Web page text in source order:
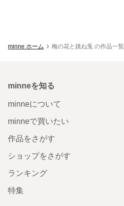
minne ホーム 梅の花と跳ね兎 の作品一覧
minneを知る
minneについて
minneで買いたい
作品をさがす
ショップをさがす
ランキング
特集